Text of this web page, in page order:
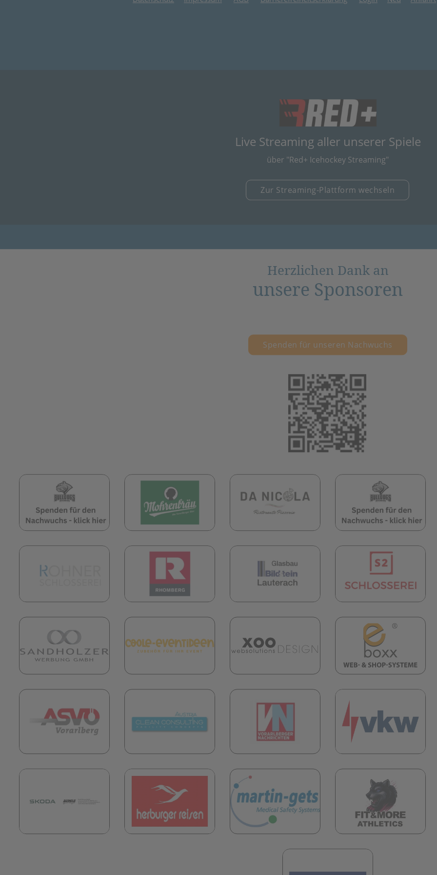
Live Streaming aller unserer Spiele
über "Red+ Icehockey Streaming"
Zur Streaming-Plattform wechseln
Herzlichen Dank an
unsere Sponsoren
Spenden für unseren Nachwuchs
(öffnet in neuem Tab) (öffnet in neuem Tab) (öffnet in neuem Tab)
(öffnet in neuem Tab) (öffnet in neuem Tab) (öffnet in neuem Tab)
(öffnet in neuem Tab)
(öffnet in neuem Tab) (öffnet in neuem Tab)
(öffnet in neuem Tab) (öffnet in neuem Tab)
(öffnet in neuem Tab) (öffnet in neuem Tab)
(öffnet in neuem Tab)
(öffnet in neuem